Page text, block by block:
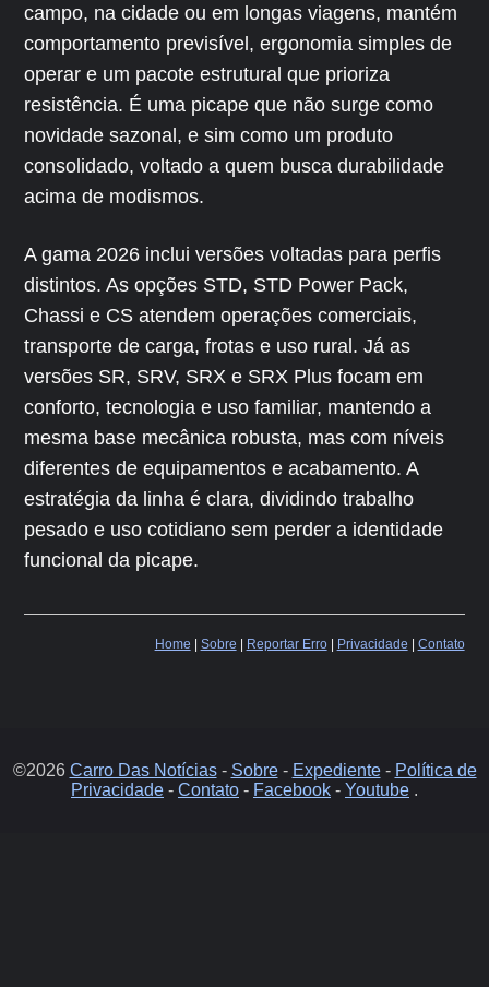
campo, na cidade ou em longas viagens, mantém
comportamento previsível, ergonomia simples de
operar e um pacote estrutural que prioriza
resistência. É uma picape que não surge como
novidade sazonal, e sim como um produto
consolidado, voltado a quem busca durabilidade
acima de modismos.
A gama 2026 inclui versões voltadas para perfis
distintos. As opções STD, STD Power Pack,
Chassi e CS atendem operações comerciais,
transporte de carga, frotas e uso rural. Já as
versões SR, SRV, SRX e SRX Plus focam em
conforto, tecnologia e uso familiar, mantendo a
mesma base mecânica robusta, mas com níveis
diferentes de equipamentos e acabamento. A
estratégia da linha é clara, dividindo trabalho
pesado e uso cotidiano sem perder a identidade
funcional da picape.
Home Sobre Reportar Erro| Privacidade Contato
©2026 Carro Das Notícias- Sobre- Expediente- Política de
Privacidade - Contato - Facebook - Youtube .